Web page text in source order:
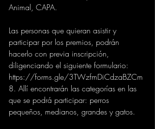
Animal, CAPA.
Las personas que quieran asistir y
participar por los premios, podrán
hacerlo con previa inscripción,
diligenciando el siguiente formulario:
https://forms.gle/3TWzfmDiCdzaBZCm
8. Allí encontrarán las categorías en las
que se podrá participar: perros
pequeños, medianos, grandes y gatos.